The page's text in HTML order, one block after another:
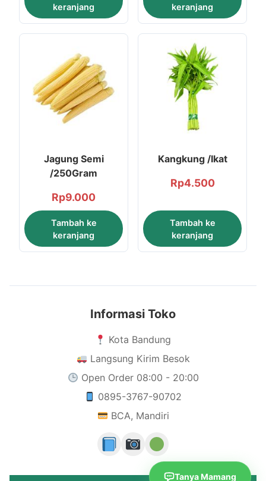
keranjang
keranjang
Jagung Semi
/250Gram
Rp9.000
Tambah ke
keranjang
Kangkung /Ikat
Rp4.500
Tambah ke
keranjang
Informasi Toko
Kota Bandung
Langsung Kirim Besok
Open Order 08:00 - 20:00
0895-3767-90702
BCA, Mandiri
Tanya Mamang